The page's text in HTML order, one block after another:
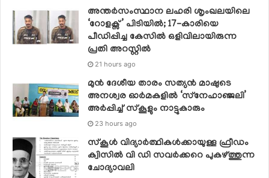
അന്തർസംസ്ഥാന ലഹരി ശൃംഖലയിലെ
‘റോളക്സ്’ പിടിയിൽ; 17-കാരിയെ
പീഡിപ്പിച്ച കേസിൽ ഒളിവിലായിരുന്ന
പ്രതി അറസ്റ്റിൽ
21 hours ago
മുൻ ദേശീയ താരം സത്യൻ മാഷുടെ
അനശ്വര ഓർമകളിൽ ‘സ്‌നേഹാഞ്ജലി’
അർപ്പിച്ച് സ്കൂളും നാട്ടുകാരും
23 hours ago
സ്‌കൂള്‍ വിദ്യാര്‍ത്ഥികള്‍ക്കായുള്ള ഫ്രീഡം
ക്വിസില്‍ വി ഡി സവര്‍ക്കറെ പുകഴ്ത്തുന്ന
ചോദ്യാവലി